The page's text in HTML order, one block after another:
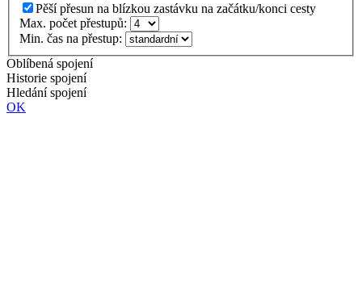
Pěší přesun na blízkou zastávku na začátku/konci cesty
Max. počet přestupů:
Min. čas na přestup:
Oblíbená spojení
Historie spojení
Hledání spojení
OK